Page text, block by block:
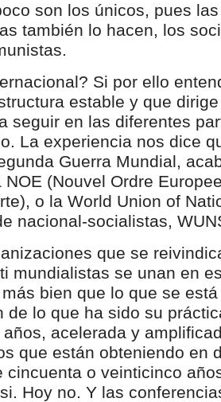
son los únicos, pues
también lo hacen, los
Si por ello
estable y que
seguir en las diferentes
La experiencia nos dice
Guerra Mundial,
(Nouvel Ordre
o la World Union of
nacional-socialistas,
que se
mundialistas se unan en
bien que lo que se
de lo que ha sido su
acelerada y
que están obteniendo en
cincuenta o veinticinco
Hoy no. Y las